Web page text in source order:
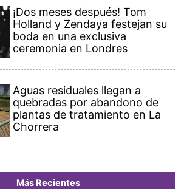
¡Dos meses después! Tom
Holland y Zendaya festejan su
boda en una exclusiva
ceremonia en Londres
Aguas residuales llegan a
quebradas por abandono de
plantas de tratamiento en La
Chorrera
Más Recientes